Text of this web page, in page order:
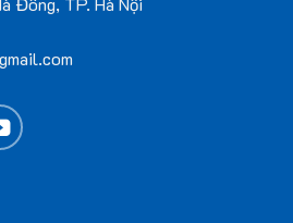
trải phòng thờ VNC –